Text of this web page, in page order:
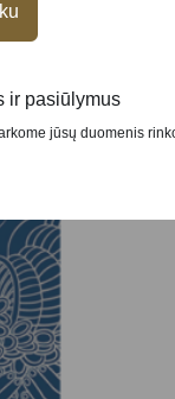
ir pasiūlymus
jūsų duomenis